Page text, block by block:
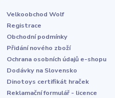
Velkoobchod Wolf
Registrace
Obchodní podmínky
Přidání nového zboží
Ochrana osobních údajů e-shopu
Dodávky na Slovensko
Dinotoys certifikát hraček
Reklamační formulář - licence